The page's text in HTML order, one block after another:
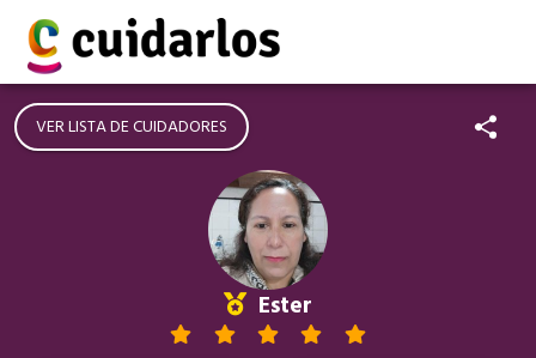
VER LISTA DE CUIDADORES
Ester